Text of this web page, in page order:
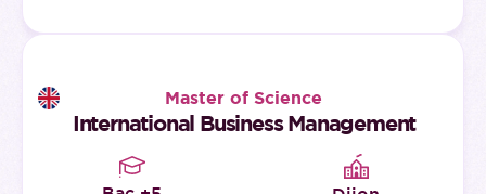
Master of Science
International Business Management